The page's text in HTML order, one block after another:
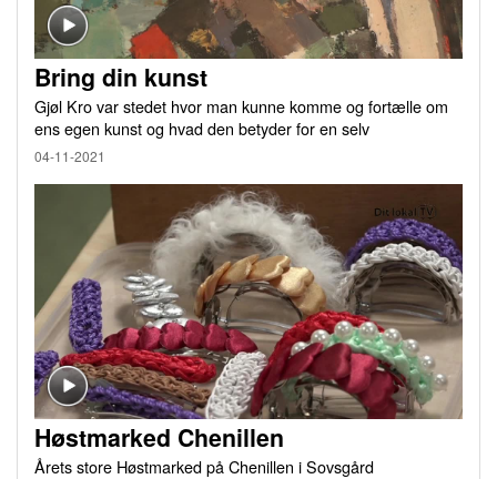
Bring din kunst
Gjøl Kro var stedet hvor man kunne komme og fortælle om
ens egen kunst og hvad den betyder for en selv
04-11-2021
Høstmarked Chenillen
Årets store Høstmarked på Chenillen i Sovsgård